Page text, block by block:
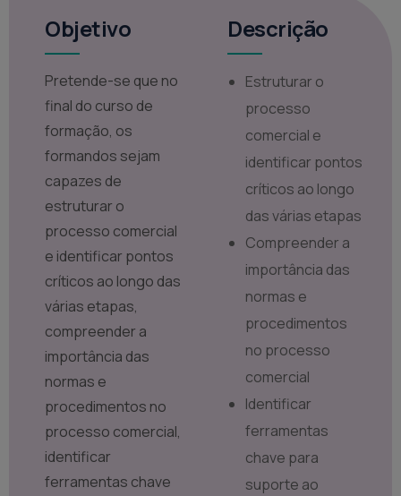
Objetivo
Pretende-se que no
final do curso de
formação, os
formandos sejam
capazes de
estruturar o
processo comercial
e identificar pontos
críticos ao longo das
várias etapas,
compreender a
importância das
normas e
procedimentos no
processo comercial,
identificar
ferramentas chave
Descrição
Estruturar o
processo
comercial e
identificar pontos
críticos ao longo
das várias etapas
Compreender a
importância das
normas e
procedimentos
no processo
comercial
Identificar
ferramentas
chave para
suporte ao